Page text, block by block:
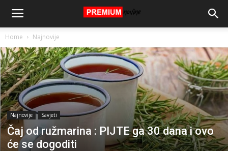
Home Najnovije
Najnovije Savjeti
Čaj od ružmarina : PIJTE ga 30 dana i ovo
će se dogoditi